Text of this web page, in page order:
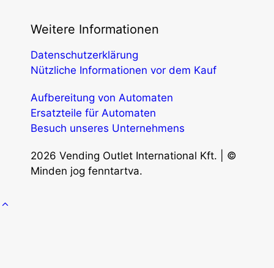
Weitere Informationen
Datenschutzerklärung
Nützliche Informationen vor dem Kauf
Aufbereitung von Automaten
Ersatzteile für Automaten
Besuch unseres Unternehmens
2026 Vending Outlet International Kft. | ©
Minden jog fenntartva.